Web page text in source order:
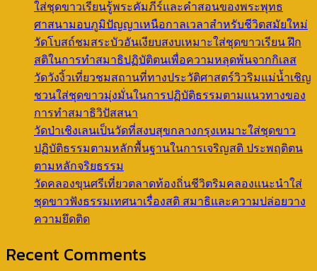
ใส่ชุดขาวเรียนรู้พระคัมภีร์และคำสอนของพระพุทธ
ศาสนามอบภูมิปัญญาเหนือกาลเวลาสำหรับชีวิตสมัยใหม่
วัดโบสถ์ชมสระบัวอันเงียบสงบเหมาะใส่ชุดขาวเรียน ฝึก
สติในการทำสมาธิปฏิบัติตนเพื่อความหลุดพ้นจากกิเลส
วัดวังงิ้วเที่ยวชมสถานที่ทางประวัติศาสตร์วิวริมแม่น้ำเชิญ
ชวนใส่ชุดขาวมุ่งมั่นในการปฏิบัติธรรมตามแนวทางของ
การทำสมาธิวิปัสสนา
วัดป่าเชิงเลนเป็นวัดที่สงบสุขกลางกรุงเหมาะใส่ชุดขาว
ปฏิบัติธรรมตามหลักพื้นฐานในการเจริญสติ ประพฤติตน
ตามหลักจริยธรรม
วัดคลองขุนศรีเที่ยวตลาดท้องถิ่นชีวิตริมคลองแนะนำใส่
ชุดขาวฟังธรรมเทศนาเรื่องสติ สมาธิและความปล่อยวาง
ความยึดติด
Recent Comments